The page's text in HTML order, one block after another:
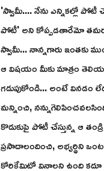
'స్వామీ.... నేను ఎన్నికల్లో పోటీ
పోటీ' అని కోప్పడతారేమో
స్వామీ... నాన్నగారు ఇంతకు
ఆ విషయం మీకు మాత్రం
గడుపుకోండి... అంటే వినడం
మన్నించి,
కొడుకుపై పోటీ చేస్తున్న ఆ
ప్రసాదాలందించి, అభ్యర్థిని
కోరికేమిటో వినాలని ఉంది కదూ